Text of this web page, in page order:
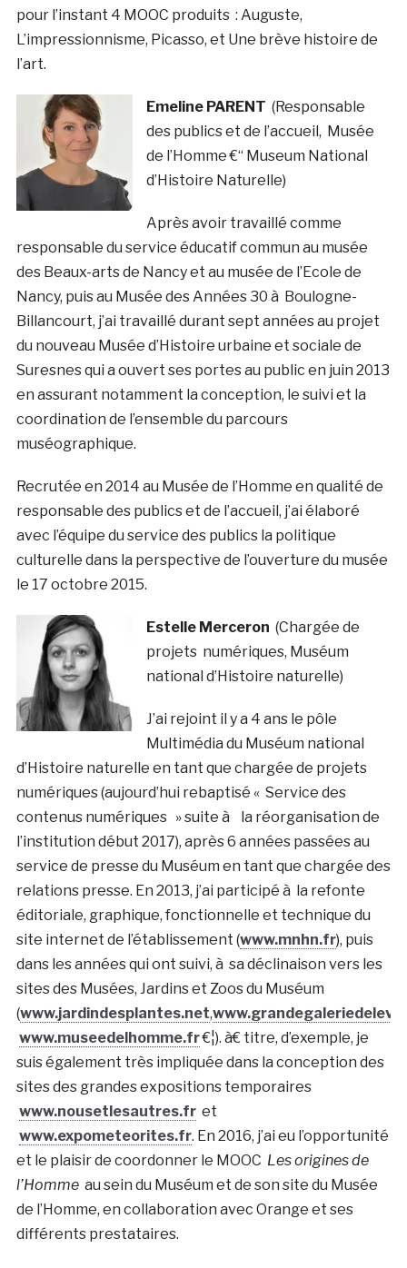
pour l’instant 4 MOOC produits : Auguste,
L’impressionnisme, Picasso, et Une brève histoire de
l’art.
Emeline PARENT (Responsable
des publics et de l’accueil, Musée
de l’Homme €“ Museum National
d’Histoire Naturelle)
Après avoir travaillé comme
responsable du service éducatif commun au musée
des Beaux-arts de Nancy et au musée de l’Ecole de
Nancy, puis au Musée des Années 30 à Boulogne-
Billancourt, j’ai travaillé durant sept années au projet
du nouveau Musée d’Histoire urbaine et sociale de
Suresnes qui a ouvert ses portes au public en juin 2013
en assurant notamment la conception, le suivi et la
coordination de l’ensemble du parcours
muséographique.
Recrutée en 2014 au Musée de l’Homme en qualité de
responsable des publics et de l’accueil, j’ai élaboré
avec l’équipe du service des publics la politique
culturelle dans la perspective de l’ouverture du musée
le 17 octobre 2015.
Estelle Merceron (Chargée de
projets numériques, Muséum
national d’Histoire naturelle)
J’ai rejoint il y a 4 ans le pôle
Multimédia du Muséum national
d’Histoire naturelle en tant que chargée de projets
numériques (aujourd’hui rebaptisé « Service des
contenus numériques » suite à la réorganisation de
l’institution début 2017), après 6 années passées au
service de presse du Muséum en tant que chargée des
relations presse. En 2013, j’ai participé à la refonte
éditoriale, graphique, fonctionnelle et technique du
site internet de l’établissement (www.mnhn.fr), puis
dans les années qui ont suivi, à sa déclinaison vers les
sites des Musées, Jardins et Zoos du Muséum
(www.jardindesplantes.net,
www.museedelhomme.fr€¦). à€ titre, d’exemple, je
suis également très impliquée dans la conception des
sites des grandes expositions temporaires
www.nousetlesautres.fret
www.expometeorites.fr. En 2016, j’ai eu l’opportunité
et le plaisir de coordonner le MOOC Les origines de
l’Homme au sein du Muséum et de son site du Musée
de l’Homme, en collaboration avec Orange et ses
différents prestataires.